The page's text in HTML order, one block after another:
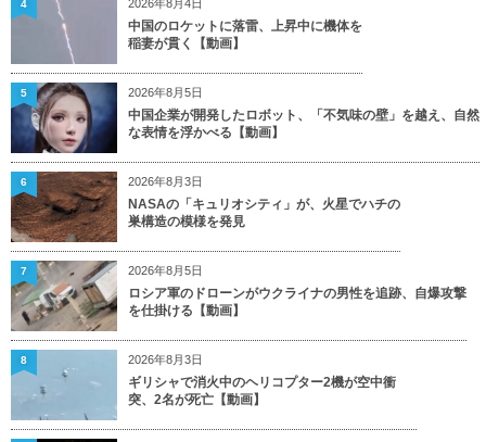
2026年8月4日
中国のロケットに落雷、上昇中に機体を
稲妻が貫く【動画】
4
2026年8月5日
中国企業が開発したロボット、「不気味の壁」を越え、自然
な表情を浮かべる【動画】
5
2026年8月3日
NASAの「キュリオシティ」が、火星でハチの
巣構造の模様を発見
6
2026年8月5日
ロシア軍のドローンがウクライナの男性を追跡、自爆攻撃
を仕掛ける【動画】
7
2026年8月3日
ギリシャで消火中のヘリコプター2機が空中衝
突、2名が死亡【動画】
8